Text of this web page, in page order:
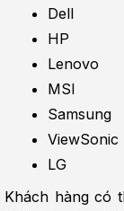
Dell
HP
Lenovo
MSI
Samsung
ViewSonic
LG
Khách hàng có